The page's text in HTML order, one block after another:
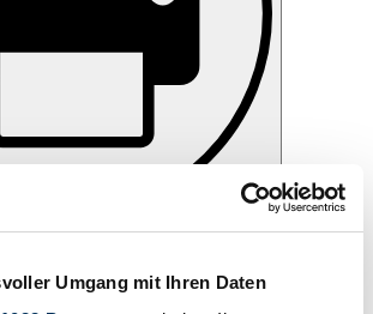
Umgang mit Ihren Daten
Drucken